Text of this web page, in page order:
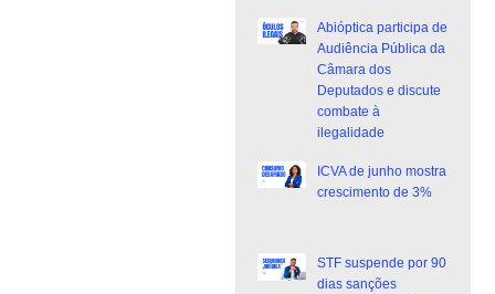
Abióptica participa de
Audiência Pública da
Câmara dos
Deputados e discute
combate à
ilegalidade
ICVA de junho mostra
crescimento de 3%
STF suspende por 90
dias sanções